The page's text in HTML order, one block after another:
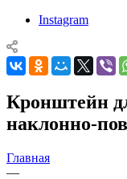
Instagram
Кронштейн
наклонно-
Главная
—